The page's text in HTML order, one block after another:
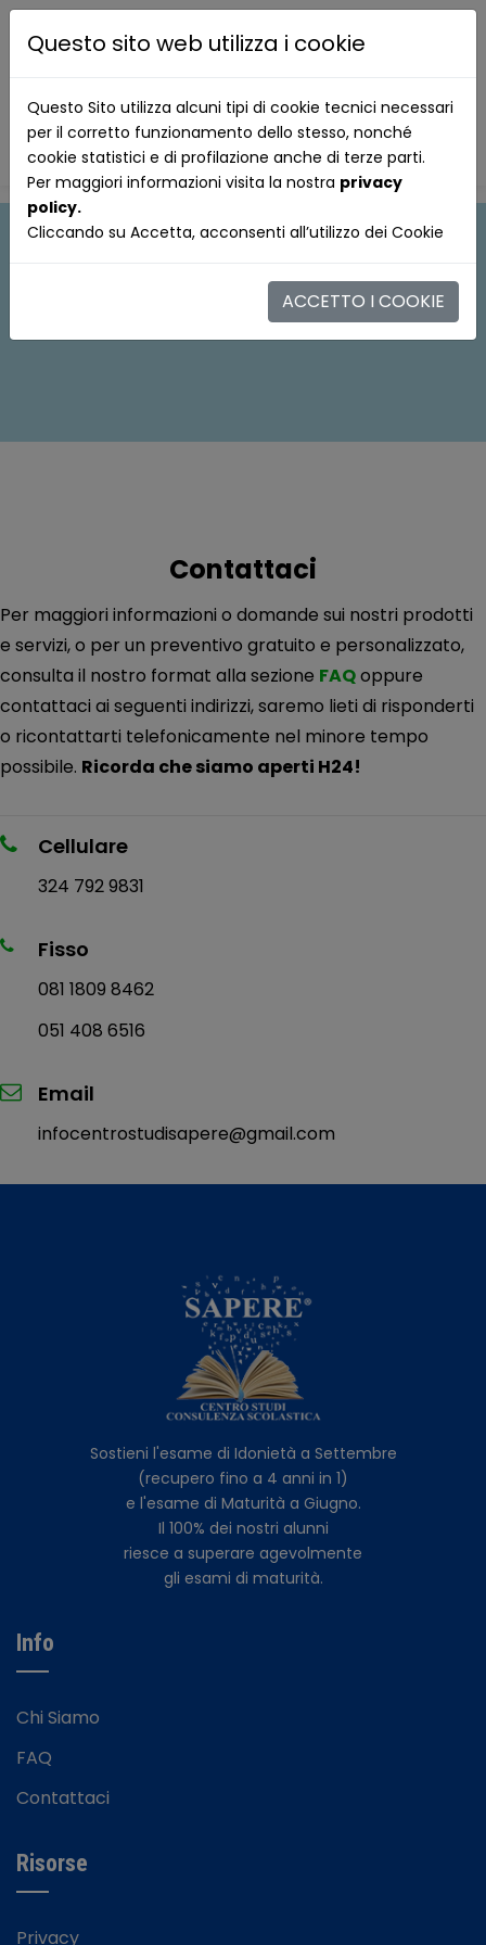
Questo sito web utilizza i cookie
Questo Sito utilizza alcuni tipi di cookie tecnici necessari
per il corretto funzionamento dello stesso, nonché
cookie statistici e di profilazione anche di terze parti.
Per maggiori informazioni visita la nostra privacy
policy.
Cliccando su Accetta, acconsenti all’utilizzo dei Cookie
ACCETTO I COOKIE
Contattaci
Per maggiori informazioni o domande sui nostri prodotti
e servizi, o per un preventivo gratuito e personalizzato,
consulta il nostro format alla sezione FAQoppure
contattaci ai seguenti indirizzi, saremo lieti di risponderti
o ricontattarti telefonicamente nel minore tempo
possibile. Ricorda che siamo aperti H24!
Cellulare
324 792 9831
Fisso
081 1809 8462
051 408 6516
Email
infocentrostudisapere@gmail.com
Sostieni l'esame di Idonietà a Settembre
(recupero fino a 4 anni in 1)
e l'esame di Maturità a Giugno.
Il 100% dei nostri alunni
riesce a superare agevolmente
gli esami di maturità.
Info
Chi Siamo
FAQ
Contattaci
Risorse
Privacy